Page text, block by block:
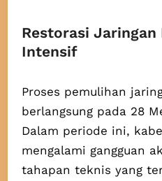
Restorasi
Intensif
Proses pemulihan
berlangsung pada 28
Dalam periode ini,
mengalami gangguan
tahapan teknis yang